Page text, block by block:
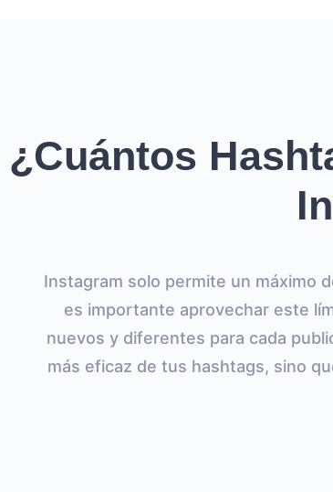
¿Cuántos
Instagram solo permite un máximo
es importante aprovechar este
nuevos y diferentes para cada
más eficaz de tus hashtags, sino